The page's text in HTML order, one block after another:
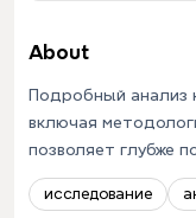
About
Подробный анализ
включая
позволяет глубже
исследование